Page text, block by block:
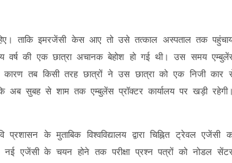
ताकि इमरजेंसी केस आए तो उसे तत्काल अस्पताल तक
वर्ष की एक छात्रा अचानक बेहोश हो गई थी। उस समय
तब किसी तरह छात्रों ने उस छात्रा को एक निजी कार
अब सुबह से शाम तक एम्बुलेंस प्रॉक्टर कार्यालय पर खड़ी रहेगी।
के मुताबिक विश्वविद्यालय द्वारा चिह्नित ट्रेवल एजेंसी
एजेंसी के चयन होने तक परीक्षा प्रश्न पत्रों को नोडल